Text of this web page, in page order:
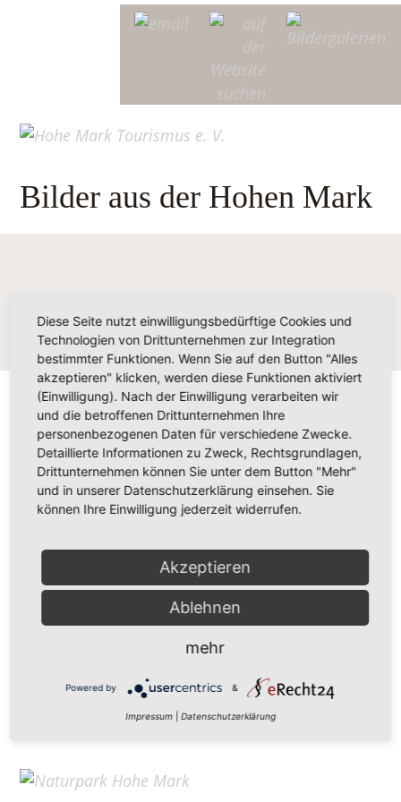
Bilder aus der Hohen Mark
Hohe Mark Tourismus e. V.
Redderstraße 421,45711 Datteln
Fon: +49 (0)2363 377 0
info@hohe-mark-tourismus.de
Datenschutz
Home
Diese Seite nutzt einwilligungsbedürftige Cookies und
Technologien von Drittunternehmen zur Integration
bestimmter Funktionen. Wenn Sie auf den Button "Alles
akzeptieren" klicken, werden diese Funktionen aktiviert
(Einwilligung). Nach der Einwilligung verarbeiten wir
und die betroffenen Drittunternehmen Ihre
personenbezogenen Daten für verschiedene Zwecke.
Detaillierte Informationen zu Zweck, Rechtsgrundlagen,
Drittunternehmen können Sie unter dem Button "Mehr"
und in unserer Datenschutzerklärung einsehen. Sie
können Ihre Einwilligung jederzeit widerrufen.
Akzeptieren
Ablehnen
mehr
Powered by &
Impressum Datenschutzerklärung